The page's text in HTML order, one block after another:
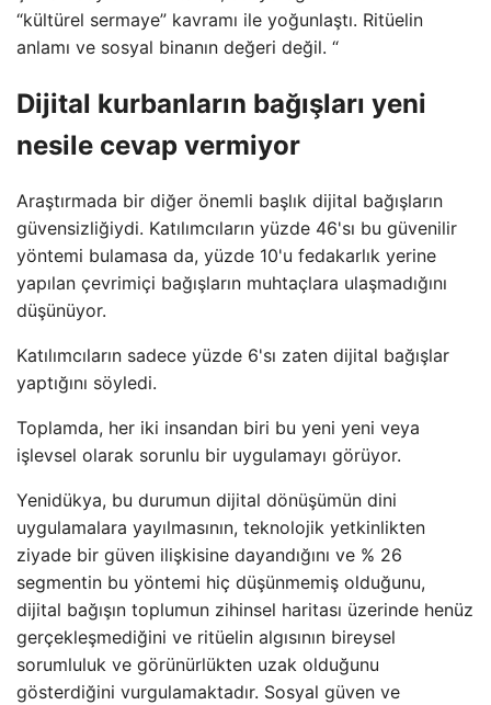
“kültürel sermaye” kavramı ile yoğunlaştı. Ritüelin
anlamı ve sosyal binanın değeri değil. “
Dijital kurbanların bağışları yeni
nesile cevap vermiyor
Araştırmada bir diğer önemli başlık dijital bağışların
güvensizliğiydi. Katılımcıların yüzde 46'sı bu güvenilir
yöntemi bulamasa da, yüzde 10'u fedakarlık yerine
yapılan çevrimiçi bağışların muhtaçlara ulaşmadığını
düşünüyor.
Katılımcıların sadece yüzde 6'sı zaten dijital bağışlar
yaptığını söyledi.
Toplamda, her iki insandan biri bu yeni yeni veya
işlevsel olarak sorunlu bir uygulamayı görüyor.
Yenidükya, bu durumun dijital dönüşümün dini
uygulamalara yayılmasının, teknolojik yetkinlikten
ziyade bir güven ilişkisine dayandığını ve % 26
segmentin bu yöntemi hiç düşünmemiş olduğunu,
dijital bağışın toplumun zihinsel haritası üzerinde henüz
gerçekleşmediğini ve ritüelin algısının bireysel
sorumluluk ve görünürlükten uzak olduğunu
gösterdiğini vurgulamaktadır. Sosyal güven ve